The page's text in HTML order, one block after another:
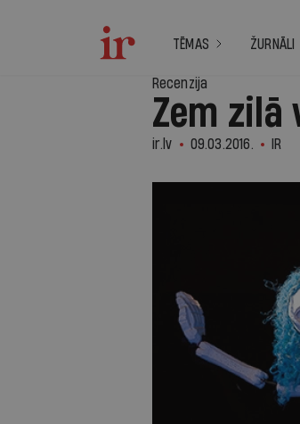
TĒMAS ŽURNĀLI
Recenzija
Zem zilā
ir.lv 09.03.2016. IR